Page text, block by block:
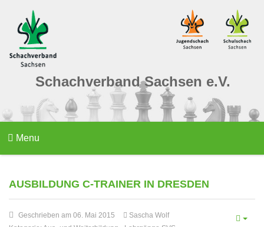
Schachverband Sachsen e.V.
Menu
AUSBILDUNG C-TRAINER IN DRESDEN
Geschrieben am 06. Mai 2015
Sascha Wolf